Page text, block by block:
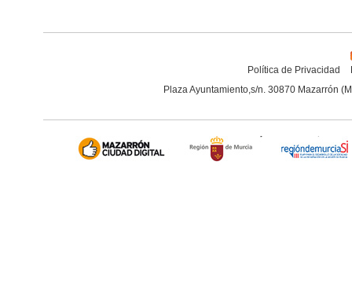
Política de Privacidad
Plaza Ayuntamiento,s/n. 30870 Mazarrón